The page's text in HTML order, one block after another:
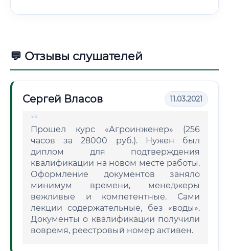
💬 Отзывы слушателей
Сергей Власов 11.03.2021
Прошел курс «Агроинженер» (256
часов за 28000 руб.). Нужен был
диплом для подтверждения
квалификации на новом месте работы.
Оформление документов заняло
минимум времени, менеджеры
вежливые и компетентные. Сами
лекции содержательные, без «воды».
Документы о квалификации получили
вовремя, реестровый номер активен.